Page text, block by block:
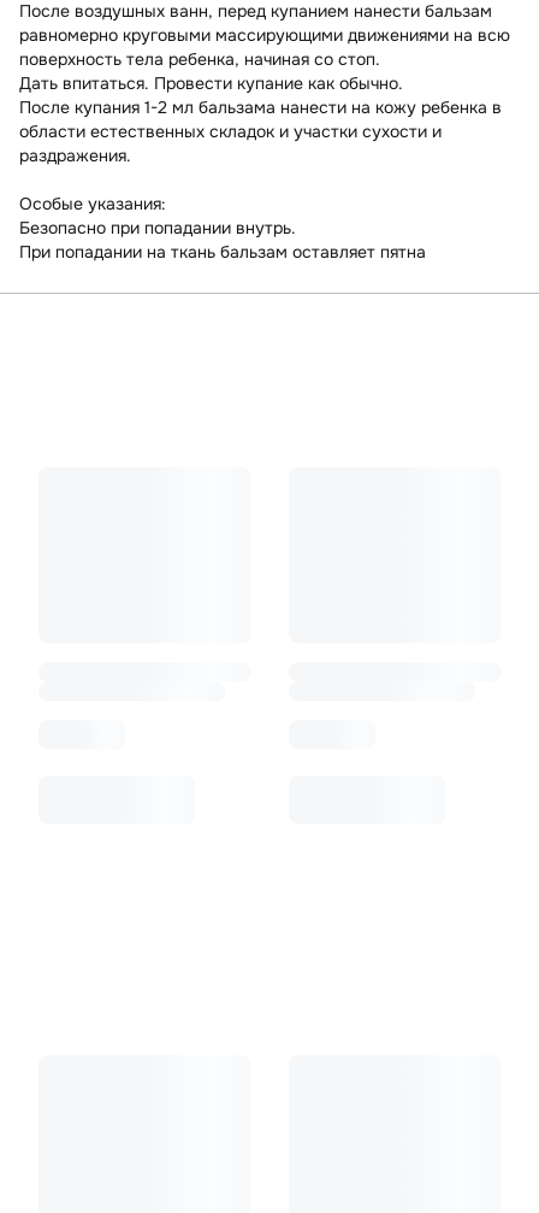
После воздушных ванн, перед купанием нанести бальзам
равномерно круговыми массирующими движениями на всю
поверхность тела ребенка, начиная со стоп.
Дать впитаться. Провести купание как обычно.
После купания 1-2 мл бальзама нанести на кожу ребенка в
области естественных складок и участки сухости и
раздражения.
Особые указания:
Безопасно при попадании внутрь.
При попадании на ткань бальзам оставляет пятна